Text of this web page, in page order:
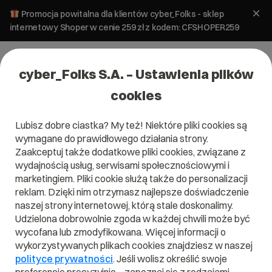
Promocja powitalna dla klientów cyber_Folks - sklep
internetowy Shoper w cenie 259 zł z kodem: CFSHOPER259
W CyberFolks wierzymy, że technologia powinna być prosta i
dostępna. Dlatego tworzymy narzędzia, które pozwalają
budować strony, rozwijać projekty i zarządzać nimi bez stresu.
Hosting, domeny, bezpieczeństwo — wszystko w jednym miejscu.
Formalnie i na luzie
O nas
Relacje inwestorskie
Inspiracje
cyber_Folks S.A. – Ustawienia plików
cookies
Lubisz dobre ciastka? My też! Niektóre pliki cookies są
wymagane do prawidłowego działania strony.
Zaakceptuj także dodatkowe pliki cookies, związane z
wydajnością usług, serwisami społecznościowymi i
marketingiem. Pliki cookie służą także do personalizacji
reklam. Dzięki nim otrzymasz najlepsze doświadczenie
naszej strony internetowej, którą stale doskonalimy.
Udzielona dobrowolnie zgoda w każdej chwili może być
wycofana lub zmodyfikowana. Więcej informacji o
wykorzystywanych plikach cookies znajdziesz w naszej
polityce prywatności. Jeśli wolisz określić swoje